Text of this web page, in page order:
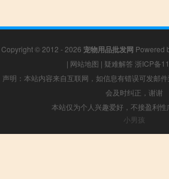
Copyright © 2012 - 2026 宠物用品批发网 Powered
| 网站地图 | 疑难解答 浙ICP备
声明：本站内容来自互联网，如信息有错误可发邮
会及时纠正，谢谢
本站仅为个人兴趣爱好，不接盈利性
小男孩